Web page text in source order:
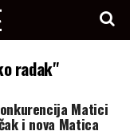
radak"
Matici
i nova Matica